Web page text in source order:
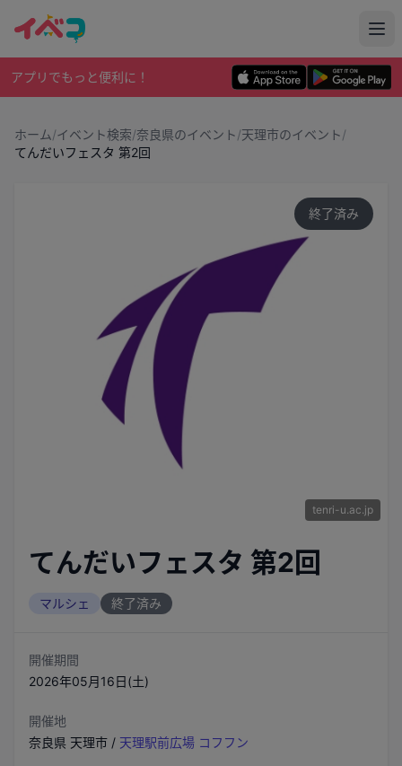
アプリでもっと便利に！
ホーム/イベント検索/奈良県のイベント/天理市のイベント/
てんだいフェスタ 第2回
tenri-u.ac.jp
終了済み
てんだいフェスタ 第2回
マルシェ 終了済み
開催期間
2026年05月16日(土)
開催地
奈良県 天理市 / 天理駅前広場 コフフン